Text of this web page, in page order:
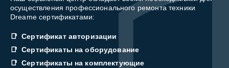
осуществления профессионального ремонта техники
Dreame сертификатами:
Сертификат авторизации
Сертификаты на оборудование
Сертификаты на комплектующие